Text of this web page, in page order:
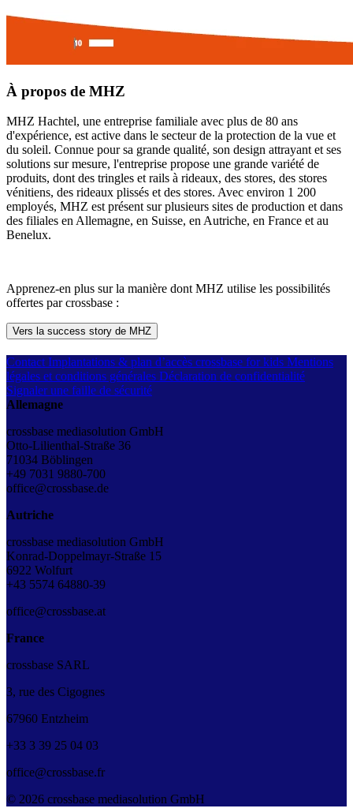
À propos de MHZ
MHZ Hachtel, une entreprise familiale avec plus de 80 ans
d'expérience, est active dans le secteur de la protection de la vue et
du soleil. Connue pour sa grande qualité, son design attrayant et ses
solutions sur mesure, l'entreprise propose une grande variété de
produits, dont des tringles et rails à rideaux, des stores, des stores
vénitiens, des rideaux plissés et des stores. Avec environ 1 200
employés, MHZ est présent sur plusieurs sites de production et dans
des filiales en Allemagne, en Suisse, en Autriche, en France et au
Benelux.
Apprenez-en plus sur la manière dont MHZ utilise les possibilités
offertes par crossbase :
Vers la success story de MHZ
Contact Implantations & plan d’accès crossbase for kids Mentions
légales et conditions générales Déclaration de confidentialité
Signaler une faille de sécurité
Allemagne
crossbase mediasolution GmbH
Otto-Lilienthal-Straße 36
71034 Böblingen
+49 7031 9880-700
office@crossbase.de
Autriche
crossbase mediasolution GmbH
Konrad-Doppelmayr-Straße 15
6922 Wolfurt
+43 5574 64880-39
office@crossbase.at
France
crossbase SARL
3, rue des Cigognes
67960 Entzheim
+33 3 39 25 04 03
office@crossbase.fr
© 2026 crossbase mediasolution GmbH